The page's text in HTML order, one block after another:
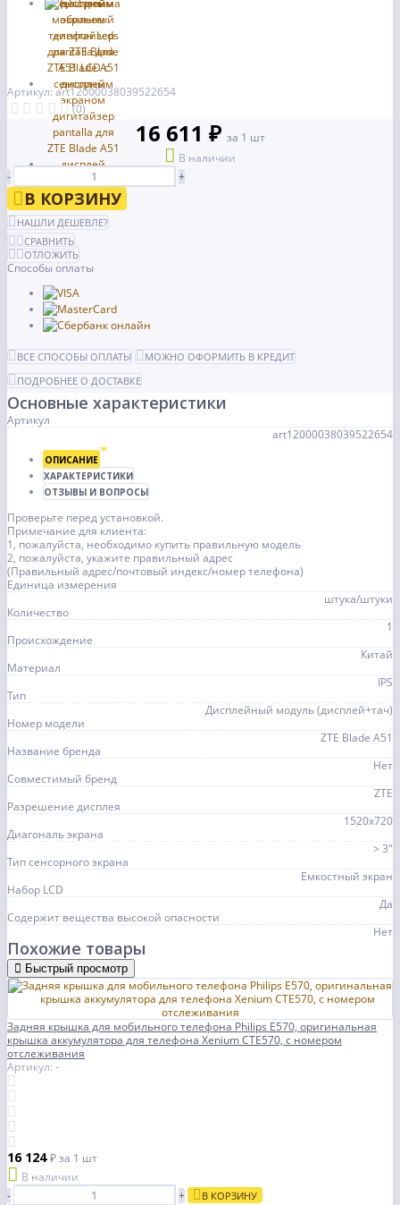
Артикул: art12000038039522654
(0)
16 611 ₽ за 1 шт
В наличии
-
+
В КОРЗИНУ
НАШЛИ ДЕШЕВЛЕ?
СРАВНИТЬ
ОТЛОЖИТЬ
Способы оплаты
ВСЕ СПОСОБЫ ОПЛАТЫ
МОЖНО ОФОРМИТЬ В КРЕДИТ
ПОДРОБНЕЕ О ДОСТАВКЕ
Основные характеристики
Артикул
art12000038039522654
ОПИСАНИЕ
ХАРАКТЕРИСТИКИ
ОТЗЫВЫ И ВОПРОСЫ
Проверьте перед установкой.
Примечание для клиента:
1, пожалуйста, необходимо купить правильную модель
2, пожалуйста, укажите правильный адрес
(Правильный адрес/почтовый индекс/номер телефона)
Единица измерения
штука/штуки
Количество
1
Происхождение
Китай
Материал
IPS
Тип
Дисплейный модуль (дисплей+тач)
Номер модели
ZTE Blade A51
Название бренда
Нет
Совместимый бренд
ZTE
Разрешение дисплея
1520x720
Диагональ экрана
> 3"
Тип сенсорного экрана
Емкостный экран
Набор LCD
Да
Содержит вещества высокой опасности
Нет
Похожие товары
Быстрый просмотр
Задняя крышка для мобильного телефона Philips E570, оригинальная
крышка аккумулятора для телефона Xenium CTE570, с номером
отслеживания
Артикул: -
16 124₽за 1 шт
В наличии
-
+ В КОРЗИНУ